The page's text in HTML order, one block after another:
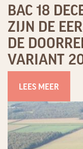
BAC 18
ZIJN DE
DE
VARIANT
LEES MEER